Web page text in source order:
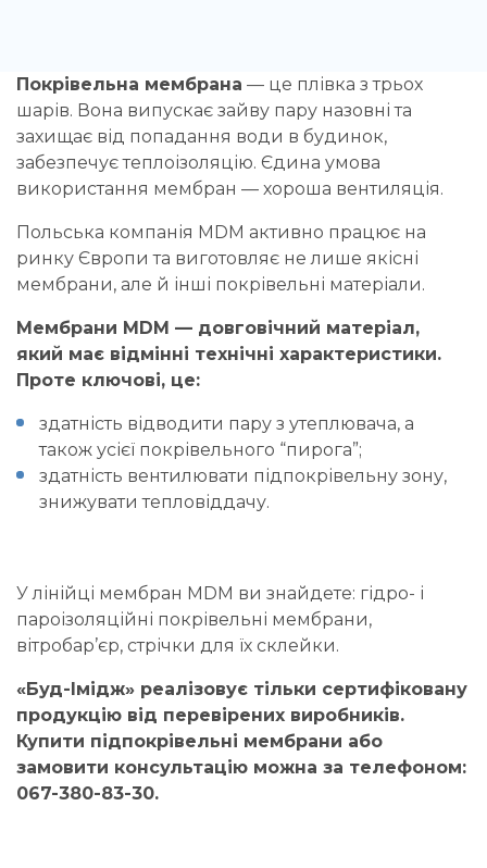
Покрівельна мембрана — це плівка з трьох
шарів. Вона випускає зайву пару назовні та
захищає від попадання води в будинок,
забезпечує теплоізоляцію. Єдина умова
використання мембран — хороша вентиляція.
Польська компанія MDM активно працює на
ринку Європи та виготовляє не лише якісні
мембрани, але й інші покрівельні матеріали.
Мембрани MDM — довговічний матеріал,
який має відмінні технічні характеристики.
Проте ключові, це:
здатність відводити пару з утеплювача, а
також усієї покрівельного “пирога”;
здатність вентилювати підпокрівельну зону,
знижувати тепловіддачу.
У лінійці мембран MDM ви знайдете: гідро- і
пароізоляційні покрівельні мембрани,
вітробар’єр, стрічки для їх склейки.
«Буд-Імідж» реалізовує тільки сертифіковану
продукцію від перевірених виробників.
Купити підпокрівельні мембрани або
замовити консультацію можна за телефоном:
067-380-83-30.